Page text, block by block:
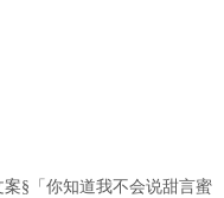
§「你知道我不会说甜言蜜